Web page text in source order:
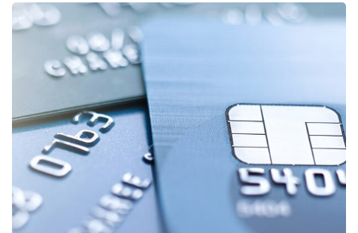
Fund Management
FINANCE